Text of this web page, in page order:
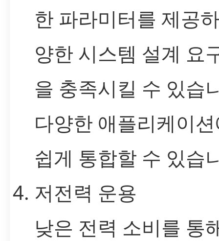
한 파라미터를 제공
양한 시스템 설계 요
을 충족시킬 수 있습
다양한 애플리케이
쉽게 통합할 수 있습
저전력 운용
낮은 전력 소비를 통